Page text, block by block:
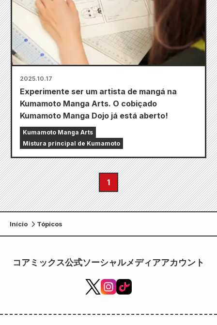
2025.10.17
Experimente ser um artista de mangá na
Kumamoto Manga Arts. O cobiçado
Kumamoto Manga Dojo já está aberto!
Kumamoto Manga Arts
Mistura principal de Kumamoto
1
Início Tópicos
コアミックス公式ソーシャルメディアアカウント